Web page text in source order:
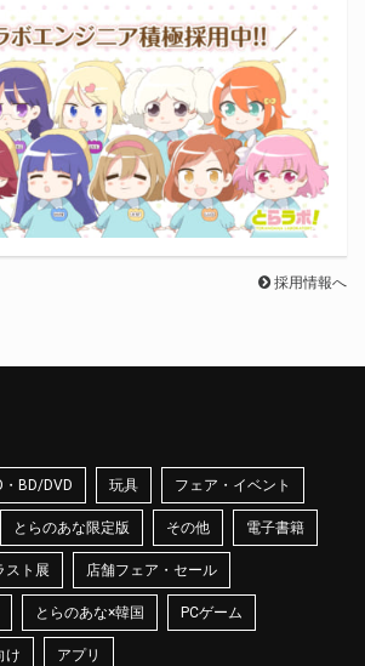
採用情報へ
・BD/DVD 玩具 フェア・イベント
とらのあな限定版 その他 電子書籍
スト展 店舗フェア・セール
とらのあな×韓国 PCゲーム
け アプリ